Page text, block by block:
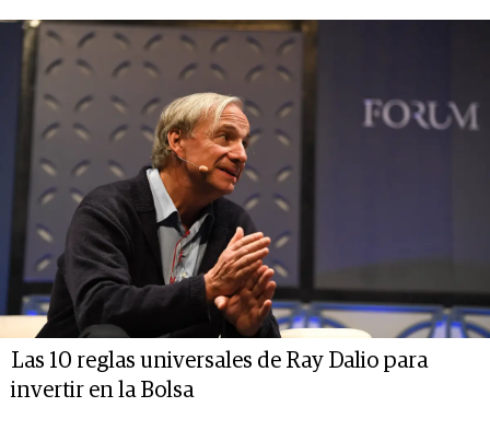
Las 10 reglas universales de Ray Dalio para
invertir en la Bolsa